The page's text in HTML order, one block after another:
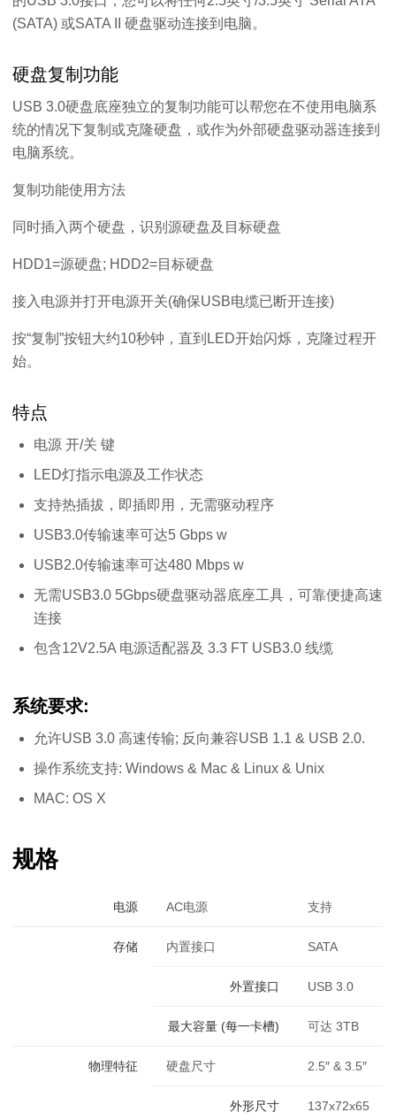
(SATA) 或SATA II 硬盘驱动连接到电脑。
硬盘复制功能
USB 3.0硬盘底座独立的复制功能可以帮您在不使用电脑系
统的情况下复制或克隆硬盘，或作为外部硬盘驱动器连接到
电脑系统。
复制功能使用方法
同时插入两个硬盘，识别源硬盘及目标硬盘
HDD1=源硬盘; HDD2=目标硬盘
接入电源并打开电源开关(确保USB电缆已断开连接)
按“复制”按钮大约10秒钟，直到LED开始闪烁，克隆过程开
始。
特点
电源 开/关 键
LED灯指示电源及工作状态
支持热插拔，即插即用，无需驱动程序
USB3.0传输速率可达5 Gbps w
USB2.0传输速率可达480 Mbps w
无需USB3.0 5Gbps硬盘驱动器底座工具，可靠便捷高速
连接
包含12V2.5A 电源适配器及 3.3 FT USB3.0 线缆
系统要求:
允许USB 3.0 高速传输; 反向兼容USB 1.1 & USB 2.0.
操作系统支持: Windows & Mac & Linux & Unix
MAC: OS X
规格
电源 AC电源 支持
存储 内置接口 SATA
外置接口 USB 3.0
最大容量 (每一卡槽) 可达 3TB
物理特征 硬盘尺寸 2.5″ & 3.5″
外形尺寸
137x72x65